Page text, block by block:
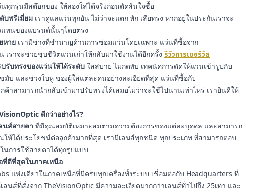
นทุกรุ่นมีสต๊อกของ ให้ลองใส่ได้จริงก่อนตัดสินใจซื้อ
บพรีเมี่ยม เราดูแลแว่นทุกอัน ไม่ว่าจะแตก หัก เสียทรง หากอยู่ในประกันเราจะ
ทนของแบรนด์นั้นๆโดยตรง
หาย เรามีช่างที่ชำนาญด้านการซ่อมแว่นโดยเฉพาะ แว่นที่ซื้อจาก
เราจะช่วยชุบชีวิตแว่นเก่าให้กลับมาใช้งานได้อีกครั้งรีวิวการเซอร์วิส
รับทรงของแว่นให้ได้ระดับ ใส่สบาย ไม่กดทับ เทคนิคการดัดให้แว่นเข้ารูปกับ
บ และช่วงใบหู ของผู้ใส่แต่ละคนอย่างละเอียดที่สุด แว่นที่ซื้อกับ
ค้าสามารถนำกลับเข้ามาปรับทรงได้เสมอไม่ว่าจะใช้ไปนานเท่าไหร่ เรายินดีให้
ดีกว่าอย่างไร?
นส์สายตา ที่มีคุณสมบัติเหมาะสมตามความต้องการของแต่ละบุคคล และสามารถ
ห้ได้ประโยชน์ต่อลูกค้ามากที่สุด เรามีเลนส์ทุกชนิด ทุกประเภท ที่สามารถตอบ
นการใช้สายตาได้ทุกรูปแบบ
ที่ดีที่สุดในภาคเหนือ
แห่งเดียวในภาคเหนือที่มีครบทุกเครื่องทั้งระบบ เชื่อมต่อกับ Headquarters ที่
ลนส์ที่สั่งจาก TheVisionOptic มีความละเอียดมากกว่าเลนส์ทั่วไปถึง 25เท่า และ